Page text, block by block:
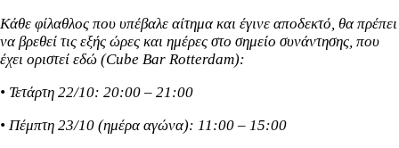
Κάθε φίλαθλος που υπέβαλε αίτημα και έγινε αποδεκτό, θα πρέπει
να βρεθεί τις εξής ώρες και ημέρες στο σημείο συνάντησης, που
έχει οριστεί εδώ (Cube Bar Rotterdam):
• Τετάρτη 22/10: 20:00 – 21:00
• Πέμπτη 23/10 (ημέρα αγώνα): 11:00 – 15:00